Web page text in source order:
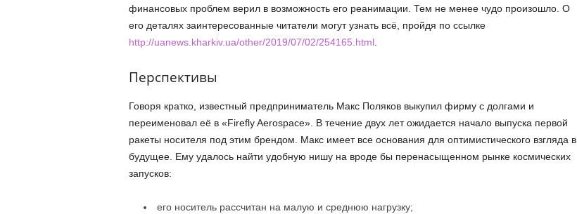
финансовых проблем верил в возможность его реанимации. Тем не менее чудо произошло. О
его деталях заинтересованные читатели могут узнать всё, пройдя по ссылке
http://uanews.kharkiv.ua/other/2019/07/02/254165.html.
Перспективы
Говоря кратко, известный предприниматель Макс Поляков выкупил фирму с долгами и
переименовал её в «Firefly Aerospace». В течение двух лет ожидается начало выпуска первой
ракеты носителя под этим брендом. Макс имеет все основания для оптимистического взгляда в
будущее. Ему удалось найти удобную нишу на вроде бы перенасыщенном рынке космических
запусков:
его носитель рассчитан на малую и среднюю нагрузку;